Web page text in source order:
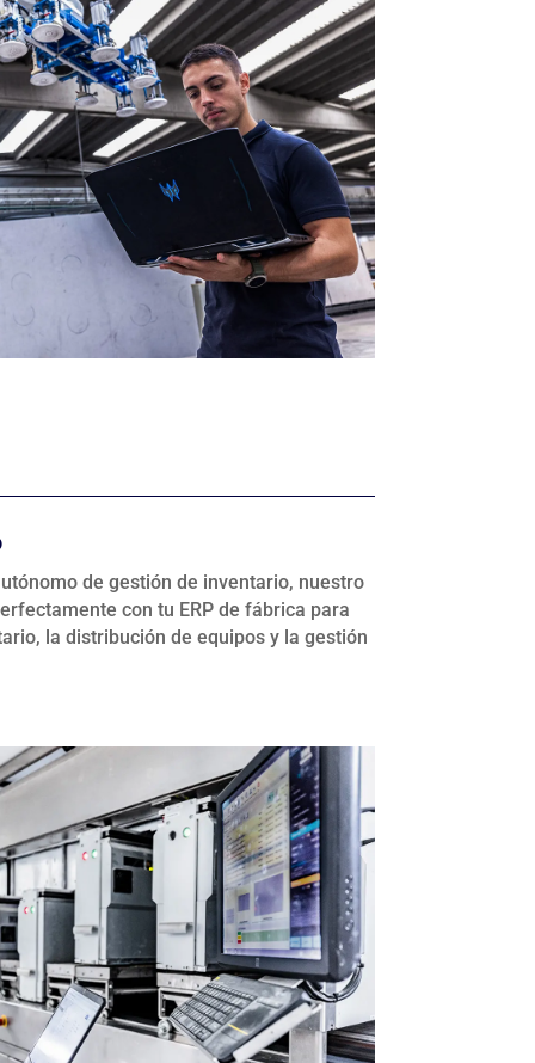
de gestión de inventario, nuestro
con tu ERP de fábrica para
la distribución de equipos y la gestión